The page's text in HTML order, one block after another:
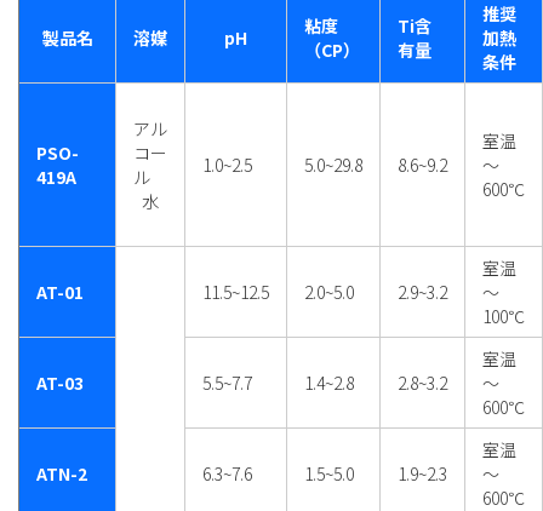
製品名 溶媒 pH
粘度
（CP）
Ti含
有量
推奨
加熱
条件
PSO-
419A
アル
コー
ル
水
1.0~2.5 5.0~29.8 8.6~9.2
室温
～
600℃
AT-01 11.5~12.5 2.0~5.0 2.9~3.2
室温
～
100℃
AT-03 5.5~7.7 1.4~2.8 2.8~3.2
室温
～
600℃
ATN-2 6.3~7.6 1.5~5.0 1.9~2.3
室温
～
600℃